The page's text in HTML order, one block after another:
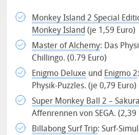
Monkey Island 2 Special
Monkey Island (je 1,59 Euro)
Master of Alchemy: Das
Chillingo. (0.79 Euro)
Enigmo Deluxe und Enigmo 2
Physik-Puzzles. (je 0,79 Euro)
Super Monkey Ball 2 –
Affenrennen von SEGA. (2,39
Billabong Surf Trip: Surf-